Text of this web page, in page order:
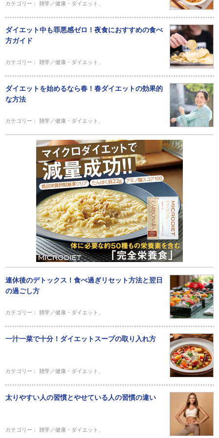
カテゴリー：雑学／健康・ダイエット
ダイエット中も罪悪感ゼロ！夜食におすすめの食べ
方ガイド
カテゴリー：雑学／健康・ダイエット
ダイエットを始めるなら春！春ダイエットの効果的
な方法
カテゴリー：雑学／健康・ダイエット
連休後のデトックス！食べ過ぎリセット方法と翌日
の過ごし方
カテゴリー：雑学／健康・ダイエット
一汁一菜で十分！ダイエットスープの取り入れ方
カテゴリー：雑学／健康・ダイエット
太りやすい人の習慣とやせている人の習慣の違い
カテゴリー：雑学／健康・ダイエット